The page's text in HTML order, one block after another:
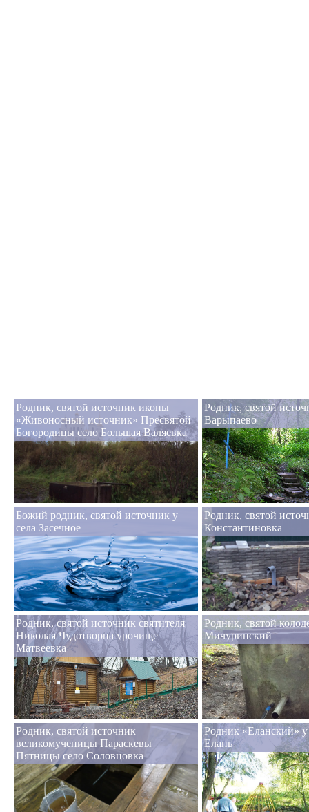
Родник, cвятой источник иконы
«Живоносный источник» Пресвятой
Богородицы село Большая Валяевка
Родник, святой
Варыпаево
Божий родник, святой источник у
села Засечное
Родник, святой
Константиновка
Родник, святой источник святителя
Николая Чудотворца урочище
Матвеевка
Родник, святой
Мичуринский
Родник, святой источник
великомученицы Параскевы
Пятницы село Соловцовка
Родник «Еланский» у
Елань